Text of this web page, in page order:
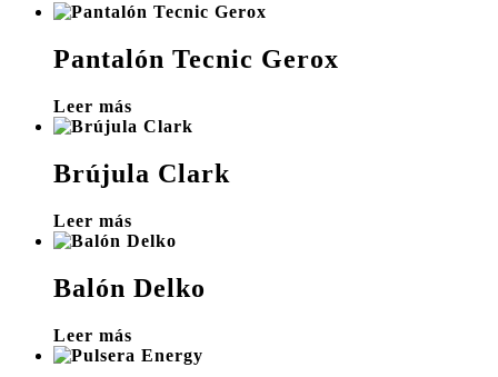
Pantalón Tecnic Gerox
Leer más
Brújula Clark
Leer más
Balón Delko
Leer más